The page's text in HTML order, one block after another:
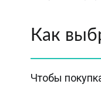
Как
Чтобы